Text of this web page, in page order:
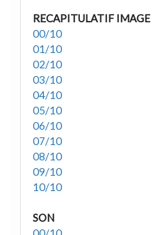
RECAPITULATIF IMAGE
00/10
01/10
02/10
03/10
04/10
05/10
06/10
07/10
08/10
09/10
10/10
SON